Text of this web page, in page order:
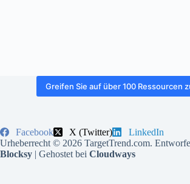
Greifen Sie auf über 100 Ressourcen
Facebook X (Twitter)
LinkedIn
Urheberrecht © 2026 TargetTrend.com.
Blocksy | Gehostet bei Cloudways